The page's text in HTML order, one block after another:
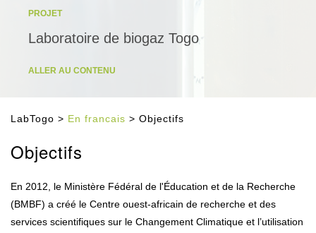
PROJET
Laboratoire de biogaz Togo
ALLER AU CONTENU
LabTogo > En francais > Objectifs
Objectifs
En 2012, le Ministère Fédéral de l'Éducation et de la Recherche
(BMBF) a créé le Centre ouest-africain de recherche et des
services scientifiques sur le Changement Climatique et l’utilisation